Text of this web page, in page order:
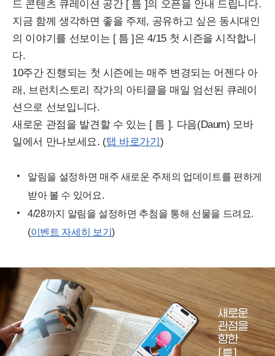
드 콘텐츠 큐레이션 공간 [ 틈 ]의 오픈을 안내 드립니다.
지금 함께 생각하면 좋을 주제, 공유하고 싶은 동시대인
의 이야기를 선보이는 [ 틈 ]은 4/15 첫 시즌을 시작합니
다.
10주간 진행되는 첫 시즌에는 매주 변경되는 어젠다 아
래, 브런치스토리 작가의 아티클을 매일 엄선된 큐레이
션으로 선보입니다.
새로운 관점을 발견할 수 있는 [ 틈 ]. 다음(Daum) 모바
일에서 만나보세요. (탭 바로가기)
알림을 설정하면 매주 새로운 주제의 업데이트를 편하게
받아 볼 수 있어요.
4/28까지 알림을 설정하면 추첨을 통해 선물을 드려요.
(이벤트 자세히 보기)